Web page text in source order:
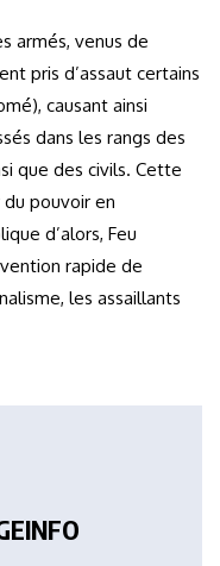
armés, venus de
pris d’assaut certains
causant ainsi
dans les rangs des
que des civils. Cette
pouvoir en
d’alors, Feu
rapide de
les assaillants